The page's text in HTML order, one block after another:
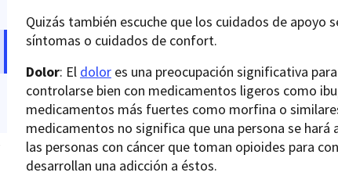
Quizás también escuche que los cuidados de apoyo
síntomas o cuidados de confort.
Dolor: El dolor es una preocupación significativa
controlarse bien con medicamentos ligeros como
medicamentos más fuertes como morfina o
medicamentos no significa que una persona se
las personas con cáncer que toman opioides para
desarrollan una adicción a éstos.